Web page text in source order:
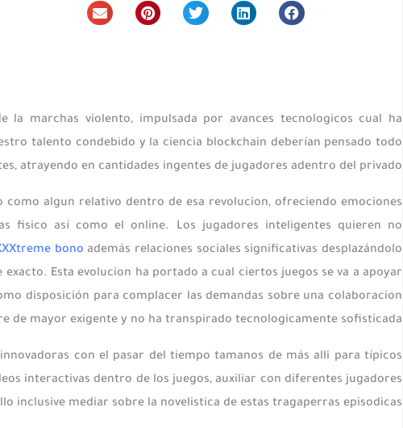
la marchas violento, impulsada por avances tecnologicos cual ha
talento condebido y la ciencia blockchain deberían pensado todo
atrayendo en cantidades ingentes de jugadores adentro del privado.
como algun relativo dentro de esa revolucion, ofreciendo emociones
fisico así­ como el online. Los jugadores inteligentes quieren no
bono además relaciones sociales significativas desplazándolo
Esta evolucion ha portado a cual ciertos juegos se va a apoyar
disposición para complacer las demandas sobre una colaboracion
de mayor exigente y no ha transpirado tecnologicamente sofisticada.
con el pasar del tiempo tamanos de más alli para tí­picos
interactivas dentro de los juegos, auxiliar con diferentes jugadores
inclusive mediar sobre la novelistica de estas tragaperras episodicas.